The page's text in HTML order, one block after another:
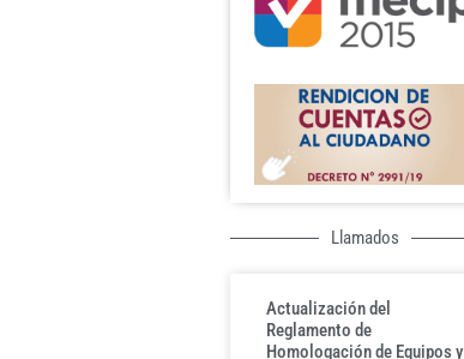
Llamados
Actualización del
Reglamento de
Homologación de Equipos y